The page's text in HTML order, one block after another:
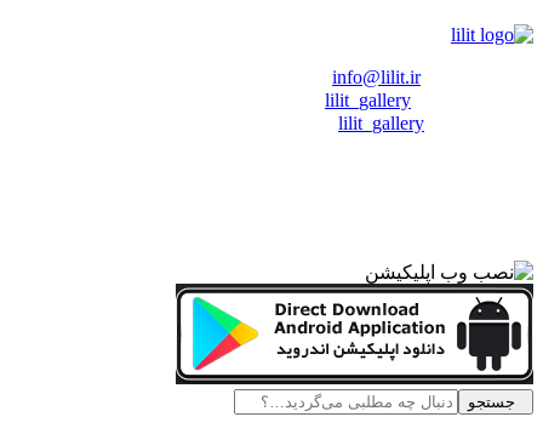
info@lilit.ir
lilit_gallery
lilit_gallery
جستجو